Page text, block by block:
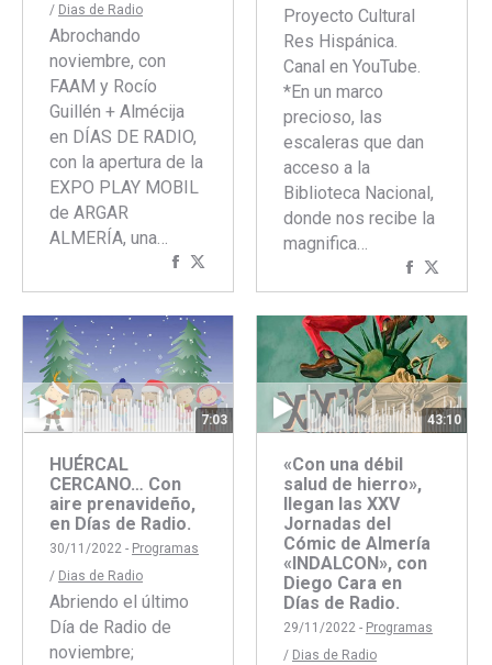
/ Dias de Radio
Abrochando
noviembre, con
FAAM y Rocío
Guillén + Almécija
en DÍAS DE RADIO,
con la apertura de la
EXPO PLAY MOBIL
de ARGAR
ALMERÍA, una…
Compartir
con
Facebook
con
Twitter
Proyecto Cultural
Res Hispánica.
Canal en YouTube.
*En un marco
precioso, las
escaleras que dan
acceso a la
Biblioteca Nacional,
donde nos recibe la
magnifica…
Compartir
concon
7:03
HUÉRCAL
CERCANO… Con
aire prenavideño,
en Días de Radio.
30/11/2022 - Programas
/ Dias de Radio
Abriendo el último
Día de Radio de
noviembre;
43:10
«Con una débil
salud de hierro»,
llegan las XXV
Jornadas del
Cómic de Almería
«INDALCON», con
Diego Cara en
Días de Radio.
29/11/2022 - Programas
/ Dias de Radio